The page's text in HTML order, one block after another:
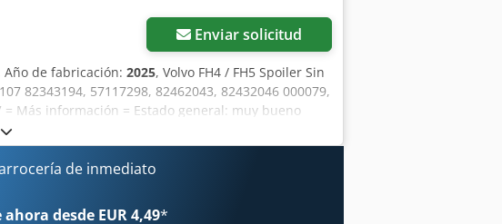
Enviar solicitud
Año de fabricación: 2025, Volvo FH4 / FH5 Spoiler Sin
82343194, 57117298, 82462043, 82432046 000079,
= Más información = Estado general: muy bueno
Número de serie: 82343194 = Información de la
en Thomas Trucks? La elección es sencilla. Crsdpfx
comerciales independientes en vehículos
un stock en constante rotación de camiones
oferta incluye todas las marcas europeas, años
de inmediato
desde EUR 4,49*